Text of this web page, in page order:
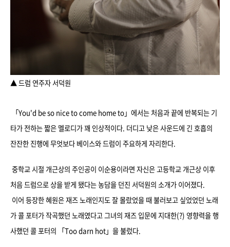
▲ 드럼 연주자 서덕원
「You'd be so nice to come home to」에서는 처음과 끝에 반복되는 기
타가 전하는 짧은 멜로디가 꽤 인상적이다. 더디고 낮은 사운드에 긴 호흡의
잔잔한 진행에 무엇보다 베이스와 드럼이 주요하게 자리한다.
중학교 시절 개근상의 주인공이 이순용이라면 자신은 고등학교 개근상 이후
처음 드럼으로 상을 받게 됐다는 농담을 던진 서덕원의 소개가 이어졌다.
이어 등장한 혜원은 재즈 노래인지도 잘 몰랐었을 때 불러보고 싶었었던 노래
가 콜 포터가 작곡했던 노래였다고 그녀의 재즈 입문에 지대한(?) 영향력을 행
사했던 콜 포터의 「Too darn hot」을 불렀다.